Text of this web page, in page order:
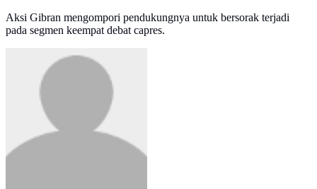
Aksi Gibran mengompori pendukungnya untuk bersorak terjadi
pada segmen keempat debat capres.